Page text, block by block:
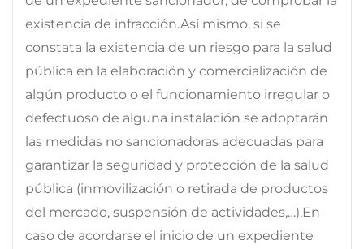
existencia de infracción.Así mismo, si se
constata la existencia de un riesgo para la salud
pública en la elaboración y comercialización de
algún producto o el funcionamiento irregular o
defectuoso de alguna instalación se adoptarán
las medidas no sancionadoras adecuadas para
garantizar la seguridad y protección de la salud
pública (inmovilización o retirada de productos
del mercado, suspensión de actividades,…).En
caso de acordarse el inicio de un expediente